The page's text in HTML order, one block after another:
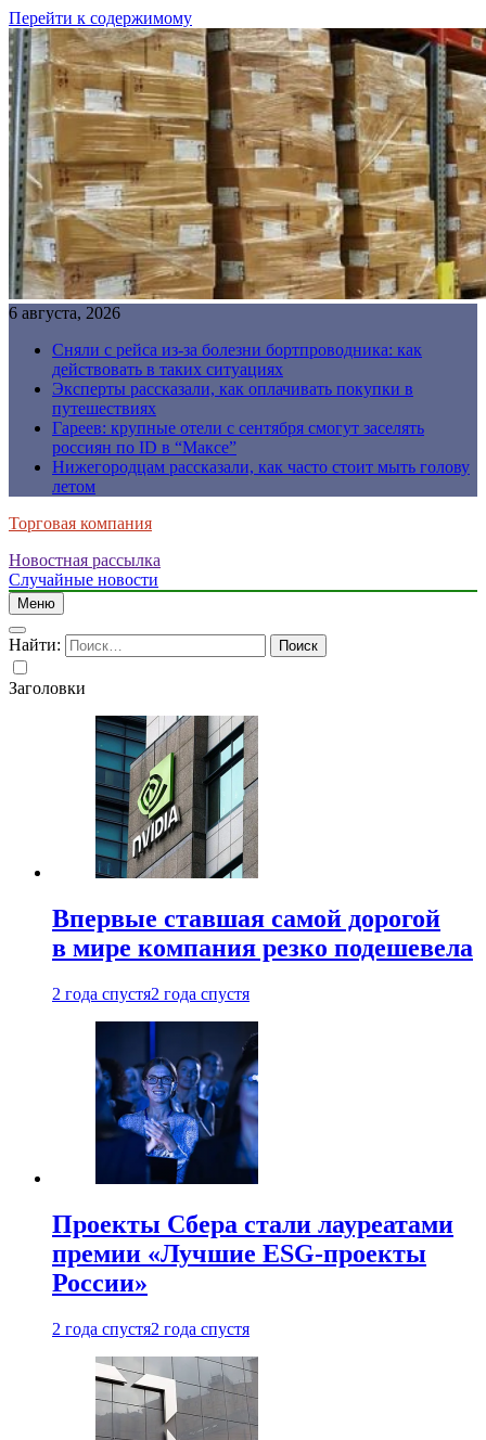
Перейти к содержимому
6 августа, 2026
Сняли с рейса из-за болезни бортпроводника: как
действовать в таких ситуациях
Эксперты рассказали, как оплачивать покупки в
путешествиях
Гареев: крупные отели с сентября смогут заселять
россиян по ID в “Максе”
Нижегородцам рассказали, как часто стоит мыть голову
летом
Торговая компания
Новостная рассылка
Случайные новости
Меню
Найти:
Заголовки
Впервые ставшая самой дорогой
в мире компания резко подешевела
2 года спустя2 года спустя
Проекты Сбера стали лауреатами
премии «Лучшие ESG-проекты
России»
2 года спустя2 года спустя